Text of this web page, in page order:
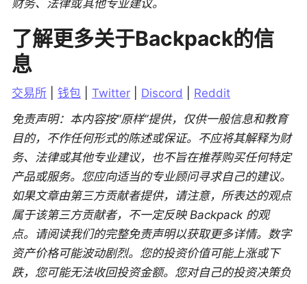
财务、法律或其他专业建议。
了解更多关于Backpack的信
息
交易所 钱包 Twitter Discord
Reddit
免责声明：本内容按“原样”提供，仅供一般信息和教育
目的，不作任何形式的陈述或保证。不应将其解释为财
务、法律或其他专业建议，也不旨在推荐购买任何特定
产品或服务。您应向适当的专业顾问寻求自己的建议。
如果文章由第三方贡献者提供，请注意，所表达的观点
属于该第三方贡献者，不一定反映 Backpack 的观
点。请阅读我们的完整免责声明以获取更多详情。数字
资产价格可能波动剧烈。您的投资价值可能上涨或下
跌，您可能无法收回投资金额。您对自己的投资决策负